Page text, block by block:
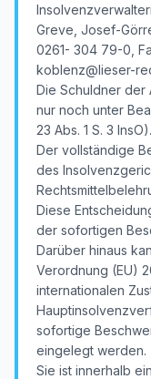
Greve, Josef-
0261- 304 79-0,
koblenz@lieser-
Die Schuldner der
nur noch unter
23 Abs. 1 S. 3 InsO).
Der vollständige
des
Diese
der sofortigen
Darüber hinaus
Verordnung (EU)
internationalen
sofortige
eingelegt werden.
Sie ist innerhalb